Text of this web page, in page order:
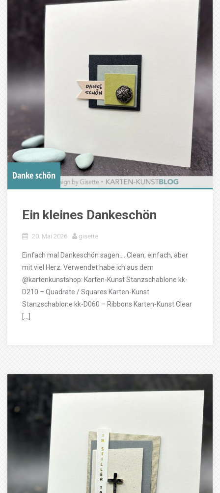
Danke schön
Ein kleines Dankeschön
20. Mai 2026 gisette
Einfach mal Dankeschön sagen…. Clean, einfach, aber
mit viel Herz. Verwendet habe ich aus dem
@kartenkunstshop: Karten-Kunst Stanzschablone kk-
D210 – Quadrate / Squares Karten-Kunst
Stanzschablone kk-D060 – Ribbons Karten-Kunst Clear